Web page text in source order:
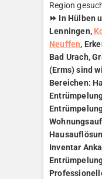
Region
⏩ In Hülben
Lenningen,
Neuffen,
Bad Urach,
(Erms) sind
Bereichen:
Inventar